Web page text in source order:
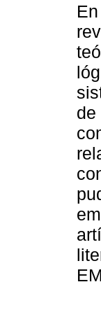
de